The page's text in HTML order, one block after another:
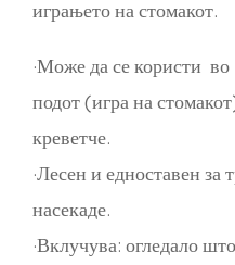
играњето на стомакот.
·Може да се користи
подот (игра на
креветче.
·Лесен и едноставен за
насекаде.
·Вклучува: огледало